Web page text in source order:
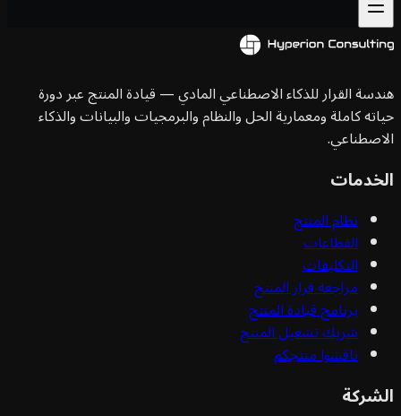
القرار للذكاء الاصطناعي المادي — قيادة المنتج عبر دورة
كاملة ومعمارية الحل والنظام والبرمجيات والبيانات والذكاء
نظام المنتج
القطاعات
التكليفات
مراجعة قرار المنتج
برنامج قيادة المنتج
شريك تشغيل المنتج
ناقشوا منتجكم